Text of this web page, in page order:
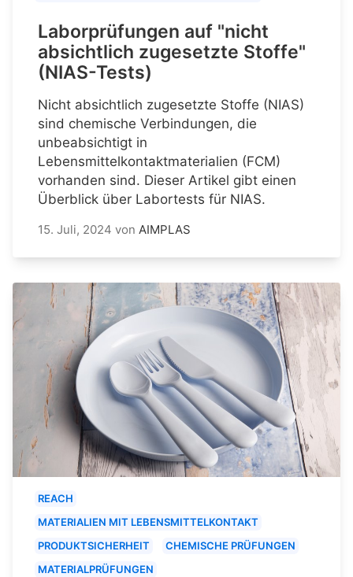
Laborprüfungen auf "nicht
absichtlich zugesetzte Stoffe"
(NIAS-Tests)
Nicht absichtlich zugesetzte Stoffe (NIAS)
sind chemische Verbindungen, die
unbeabsichtigt in
Lebensmittelkontaktmaterialien (FCM)
vorhanden sind. Dieser Artikel gibt einen
Überblick über Labortests für NIAS.
15. Juli, 2024 von AIMPLAS
REACH
MATERIALIEN MIT LEBENSMITTELKONTAKT
PRODUKTSICHERHEIT
CHEMISCHE PRÜFUNGEN
MATERIALPRÜFUNGEN